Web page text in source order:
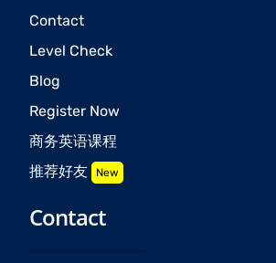
Contact
Level Check
Blog
Register Now
商务英语课程
推荐好友 New
Contact